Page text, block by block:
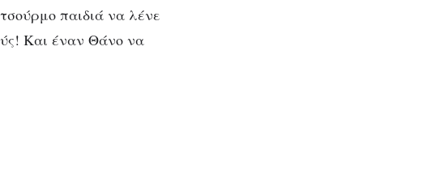
παιδιά να λένε
Και έναν Θάνο να